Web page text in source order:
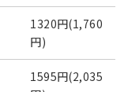
1320円(1,760
円)
1595円(2,035